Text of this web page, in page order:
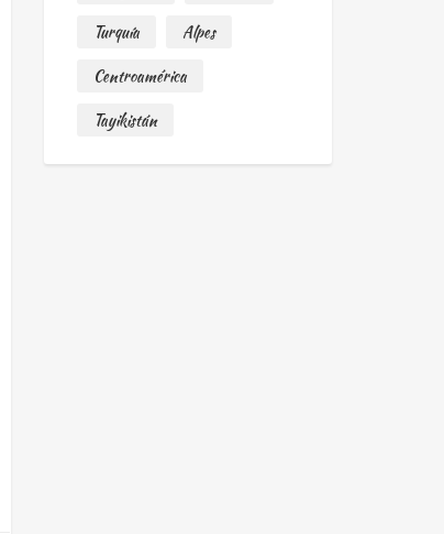
Turquía
Alpes
Centroamérica
Tayikistán